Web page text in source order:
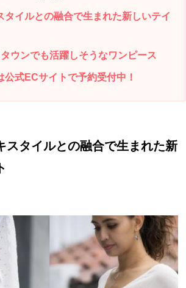
タイルとの融合で生まれた新しいテイ
ウンでも活躍しそうなワンピース
公式ECサイトで予約受付中！
スタイルとの融合で生まれた新